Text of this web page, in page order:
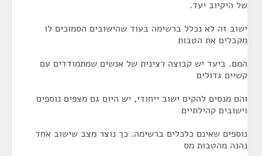
של היקיוב יעד.
ישוב זה לא נכלל ברשימה בעוד שהישובים הסמוכים לו
מקבלים את הטבות
המם. ביעד יש קבוצה רצינית של אנשים שמתמודדים עם
קשיים גדולים
והם מנסים להקים ישוב ייחודי, יש היום גם מצפים נוספים
וישובים קהילתיים
נוספים שאינם כלכלים ברשימה. כך נוצר מצב שישוב אחד
נהנה מהטבות מס